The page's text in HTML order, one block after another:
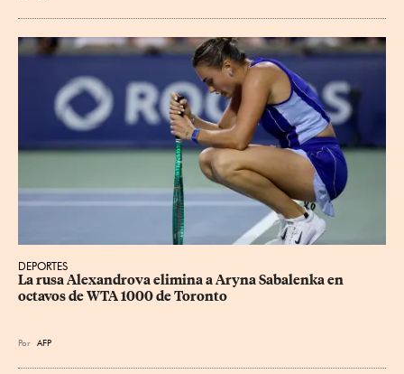
DEPORTES
La rusa Alexandrova elimina a Aryna Sabalenka en
octavos de WTA 1000 de Toronto
Por AFP